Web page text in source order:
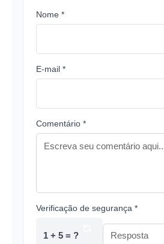
Nome *
E-mail *
Comentário *
Verificação de segurança *
1 + 5 = ?